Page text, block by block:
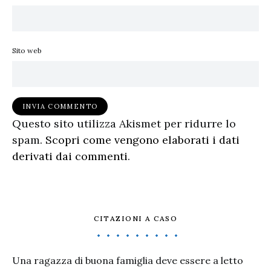
Sito web
Questo sito utilizza Akismet per ridurre lo
spam. Scopri come vengono elaborati i dati
derivati dai commenti.
CITAZIONI A CASO
Una ragazza di buona famiglia deve essere a letto